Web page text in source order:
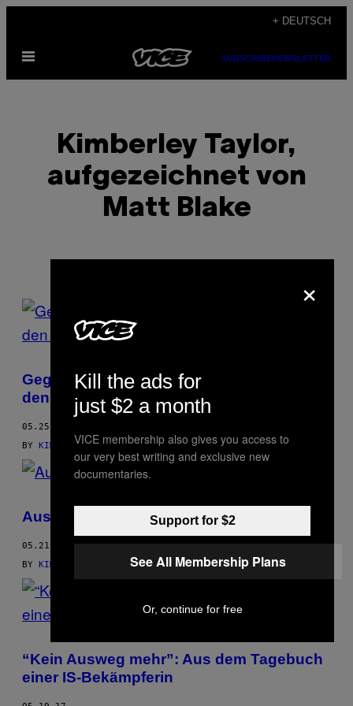
content
+ DEUTSCH
Open
SUBSCRIBENEWSLETTER
Kimberley Taylor,
aufgezeichnet von
Matt Blake
POSTS
BY
THIS
AUTHOR
Gegen den IS und das Patriarchat – hinter
den Kulissen der syrischen Revolution
05.25.17
BY KIMBERLEY TAYLOR, AUFGEZEICHNET VON MATT BLAKE
Aus dem Tagebuch einer IS-Bekämpferin
05.21.17
BY KIMBERLEY TAYLOR, AUFGEZEICHNET VON MATT BLAKE
“Kein Ausweg mehr”: Aus dem Tagebuch
einer IS-Bekämpferin
×
Kill the ads for
just $2 a month
VICE membership also gives you access to
our very best writing and exclusive new
documentaries.
Support for $2
See All Membership Plans
Or, continue for free